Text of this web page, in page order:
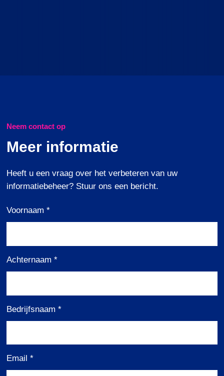
Neem contact op
Meer informatie
Heeft ueen vraag over hetverbeteren van uw
informatiebeheer? Stuur ons een bericht.
Voornaam*
Achternaam*
Bedrijfsnaam*
Email*